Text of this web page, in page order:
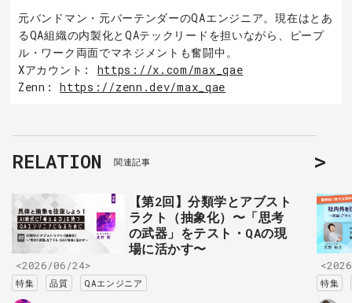
元バンドマン・元バーテンダーのQAエンジニア。現在はとあ
るQA組織の内製化とQAテックリードを担いながら、ピープ
ル・ワーク両面でマネジメントも奮闘中。
Xアカウント: https://x.com/max_qae
Zenn:https://zenn.dev/max_qae
RELATION 関連記事
【第2回】分類学とアブスト
ラクト（抽象化）〜「思考
の武器」をテスト・QAの現
場に活かす〜
<2026/06/24>
特集 品質 QAエンジニア 特集